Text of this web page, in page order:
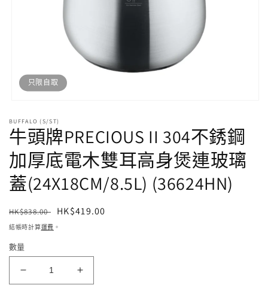
啟
多
媒
體
檔
案
1
只限自取
BUFFALO (S/ST)
牛頭牌PRECIOUS II 304不銹鋼
加厚底電木雙耳高身煲連玻璃
蓋(24X18CM/8.5L) (36624HN)
定
價
HK$838.00
售
價
HK$419.00
結帳時計算運費 。
數量